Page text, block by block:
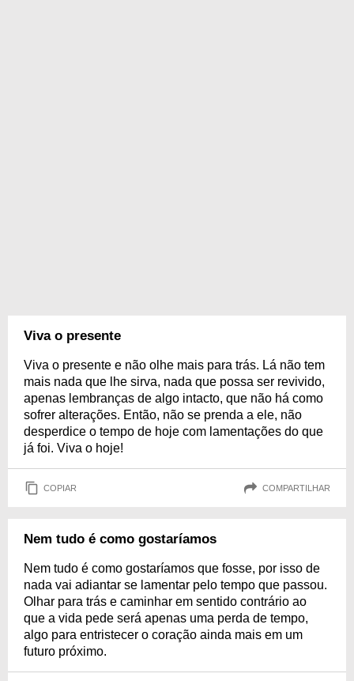
Viva o presente
Viva o presente e não olhe mais para trás. Lá não tem
mais nada que lhe sirva, nada que possa ser revivido,
apenas lembranças de algo intacto, que não há como
sofrer alterações. Então, não se prenda a ele, não
desperdice o tempo de hoje com lamentações do que
já foi. Viva o hoje!
COPIAR COMPARTILHAR
Nem tudo é como gostaríamos
Nem tudo é como gostaríamos que fosse, por isso de
nada vai adiantar se lamentar pelo tempo que passou.
Olhar para trás e caminhar em sentido contrário ao
que a vida pede será apenas uma perda de tempo,
algo para entristecer o coração ainda mais em um
futuro próximo.